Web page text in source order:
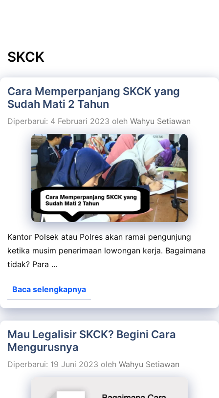
SKCK
Cara Memperpanjang SKCK yang
Sudah Mati 2 Tahun
Diperbarui: 4 Februari 2023 oleh Wahyu Setiawan
Kantor Polsek atau Polres akan ramai pengunjung
ketika musim penerimaan lowongan kerja. Bagaimana
tidak? Para …
Baca selengkapnya
Mau Legalisir SKCK? Begini Cara
Mengurusnya
Diperbarui: 19 Juni 2023 oleh Wahyu Setiawan